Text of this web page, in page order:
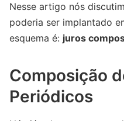
Nesse artigo nós
poderia ser implantado
esquema é: juros
Composição
Periódicos